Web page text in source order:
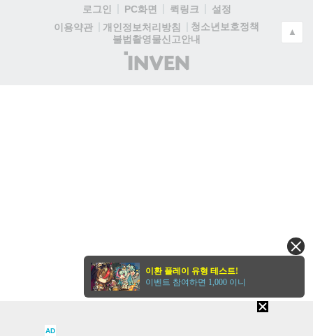
로그인 PC화면 퀵링크
설정
이용약관
개인정보처리방침
청소년보호정책
불법촬영물신고안내
(주)
인
▲
AD
이환 플레이 유형 테스트!
이벤트 참여하면 1,000 이니